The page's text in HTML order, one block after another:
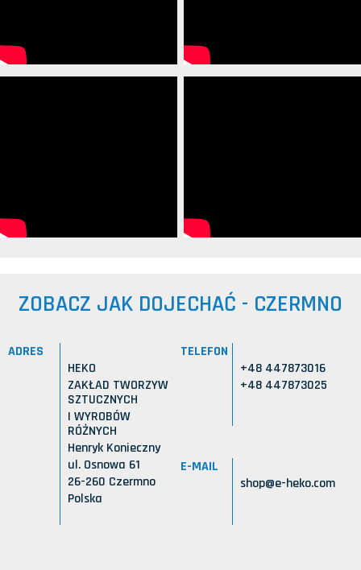
ZOBACZ JAK DOJECHAĆ - CZERMNO
ADRES
HEKO
ZAKŁAD TWORZYW
SZTUCZNYCH
I WYROBÓW
RÓŻNYCH
Henryk Konieczny
ul. Osnowa 61
26-260 Czermno
Polska
TELEFON
+48 447873016
+48 447873025
E-MAIL
shop@e-heko.com